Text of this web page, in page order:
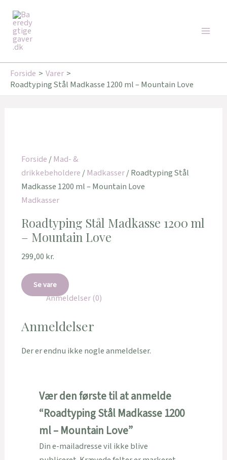
indholdet
Forside
Varer
Roadtyping Stål Madkasse 1200 ml – Mountain Love
Forside/Mad- &
drikkebeholdere/Madkasser/ Roadtyping Stål
Madkasse 1200 ml – Mountain Love
Madkasser
Roadtyping Stål Madkasse 1200 ml
– Mountain Love
299,00 kr.
Se vare
Anmeldelser (0)
Anmeldelser
Der er endnu ikke nogle anmeldelser.
Vær den første til at anmelde
“Roadtyping Stål Madkasse 1200
ml – Mountain Love”
Din e-mailadresse vil ikke blive
Tilbud!
Tilbud!
269,00 kr..215,20 kr..
Tilbud!
Tilbud!
169,00 kr..167,95 kr..
Tilbud!
Tilbud!
219,00 kr..175,20 kr..